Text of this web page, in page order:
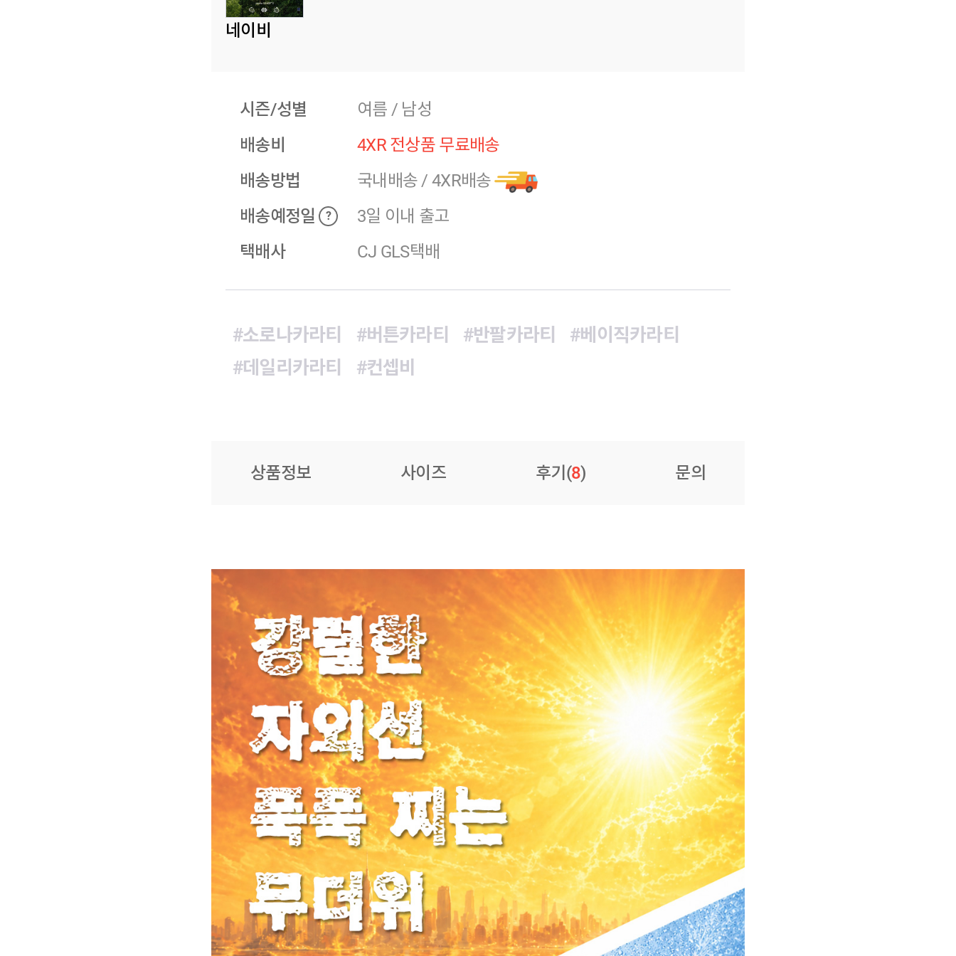
네이비
시즌/성별
여름 / 남성
배송비
4XR 전상품 무료배송
배송방법
국내배송 / 4XR배송
배송예정일
?
3일 이내 출고
택배사
CJ GLS택배
#소로나카라티 #버튼카라티 #반팔카라티
#베이직카라티
#데일리카라티
#컨셉비
상품정보 사이즈 후기(8) 문의